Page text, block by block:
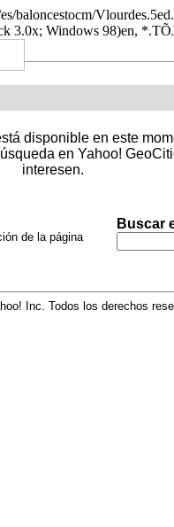
es/baloncestocm/
3.0x; Windows 98)en,
disponible en este
en Yahoo!
interesen.
de la página
Buscar
Inc. Todos los derechos